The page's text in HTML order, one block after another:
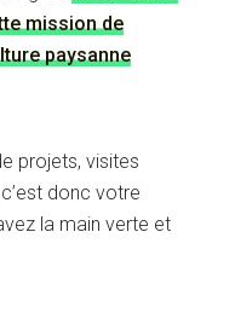
mission de
paysanne
projets, visites
donc votre
la main verte et